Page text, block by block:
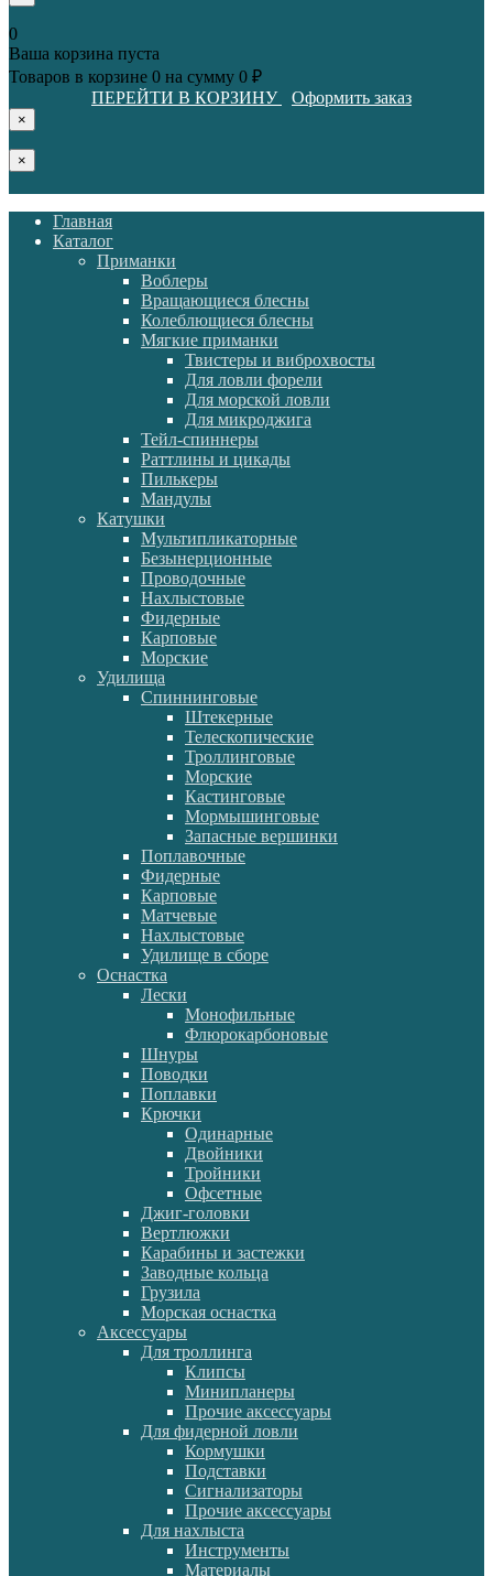
0
Ваша корзина пуста
Товаров в корзине 0 на сумму 0 ₽
ПЕРЕЙТИ В КОРЗИНУ
Оформить заказ
×
×
Главная
Каталог
Приманки
Воблеры
Вращающиеся блесны
Колеблющиеся блесны
Мягкие приманки
Твистеры и виброхвосты
Для ловли форели
Для морской ловли
Для микроджига
Тейл-спиннеры
Раттлины и цикады
Пилькеры
Мандулы
Катушки
Мультипликаторные
Безынерционные
Проводочные
Нахлыстовые
Фидерные
Карповые
Морские
Удилища
Спиннинговые
Штекерные
Телескопические
Троллинговые
Морские
Кастинговые
Мормышинговые
Запасные вершинки
Поплавочные
Фидерные
Карповые
Матчевые
Нахлыстовые
Удилище в сборе
Оснастка
Лески
Монофильные
Флюрокарбоновые
Шнуры
Поводки
Поплавки
Крючки
Одинарные
Двойники
Тройники
Офсетные
Джиг-головки
Вертлюжки
Карабины и застежки
Заводные кольца
Грузила
Морская оснастка
Аксессуары
Для троллинга
Клипсы
Минипланеры
Прочие аксессуары
Для фидерной ловли
Кормушки
Подставки
Сигнализаторы
Прочие аксессуары
Для нахлыста
Инструменты
Материалы